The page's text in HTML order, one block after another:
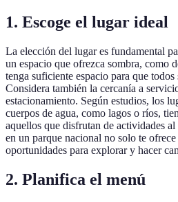
1. Escoge el lugar ideal
La elección del lugar es fundamental
un espacio que ofrezca sombra, como
tenga suficiente espacio para que todos
Considera también la cercanía a
estacionamiento. Según estudios, los
cuerpos de agua, como lagos o ríos,
aquellos que disfrutan de actividades
en un parque nacional no solo te
oportunidades para explorar y hacer
2. Planifica el menú